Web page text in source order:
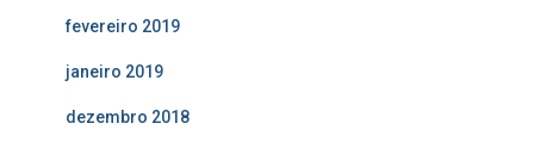
fevereiro 2019
janeiro 2019
dezembro 2018